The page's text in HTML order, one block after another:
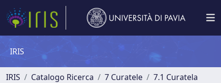
IRIS
IRIS Catalogo Ricerca 7 Curatele 7.1 Curatela